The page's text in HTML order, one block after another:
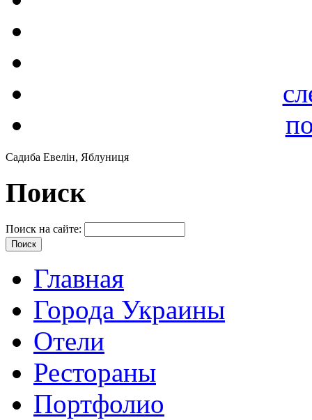
Садиба Евелін, Яблуниця
Поиск
Поиск на сайте:
Главная
Города Украины
Отели
Рестораны
Портфолио